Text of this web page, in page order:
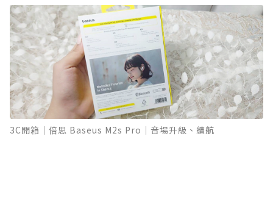
3C開箱｜倍思 Baseus M2s Pro｜音場升級、續航